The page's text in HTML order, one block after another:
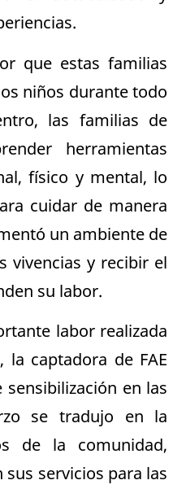
que estas familias
niños durante todo
las familias de
herramientas
físico y mental, lo
cuidar de manera
un ambiente de
vivencias y recibir el
su labor.
labor realizada
captadora de FAE
sensibilización en las
se tradujo en la
de la comunidad,
servicios para las